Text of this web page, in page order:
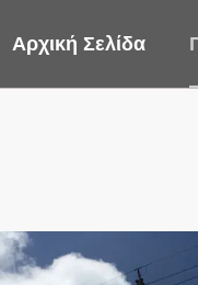
Αρχική Σελίδα